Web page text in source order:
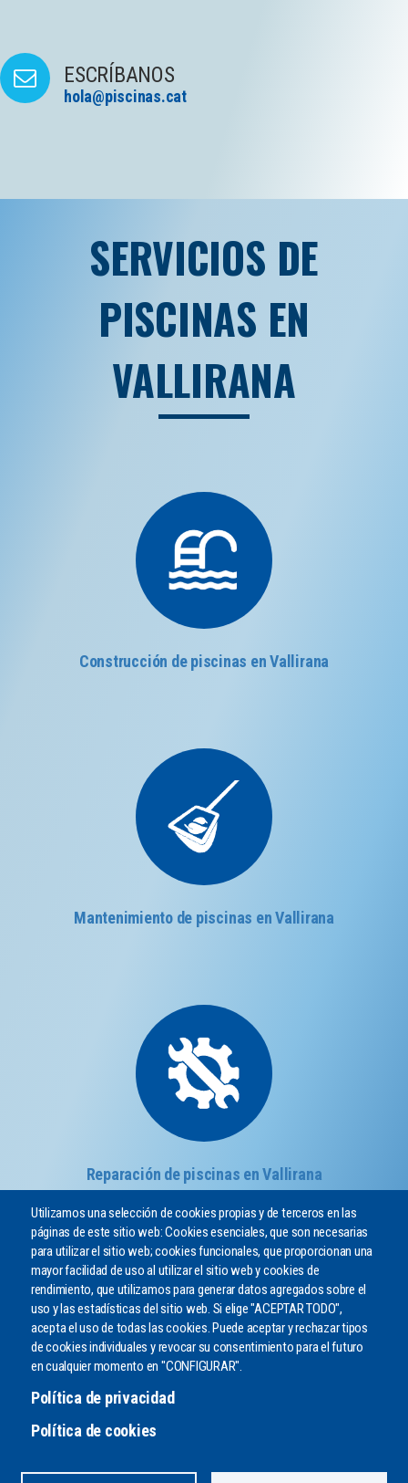
ESCRÍBANOS
hola@piscinas.cat
SERVICIOS DE
PISCINAS EN
VALLIRANA
Construcción de piscinas en Vallirana
Mantenimiento de piscinas en Vallirana
Reparación de piscinas en Vallirana
Utilizamos una selección de cookies propias y de terceros en las
páginas de este sitio web: Cookies esenciales, que son necesarias
para utilizar el sitio web; cookies funcionales, que proporcionan una
mayor facilidad de uso al utilizar el sitio web y cookies de
rendimiento, que utilizamos para generar datos agregados sobre el
uso y las estadísticas del sitio web. Si elige "ACEPTAR TODO",
acepta el uso de todas las cookies. Puede aceptar y rechazar tipos
de cookies individuales y revocar su consentimiento para el futuro
en cualquier momento en "CONFIGURAR".
Política de privacidad
Política de cookies
¿PODEMOS AYUDARLE?
Envíenos un mensaje o llámenos por teléfono
CONTACTO